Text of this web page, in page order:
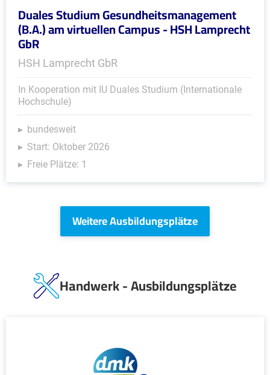
Duales Studium Gesundheitsmanagement
(B.A.) am virtuellen Campus - HSH Lamprecht
GbR
HSH Lamprecht GbR
In Kooperation mit IU Duales Studium (Internationale
Hochschule)
bundesweit
Start: Oktober 2026
Freie Plätze: 1
Weitere Ausbildungsplätze
Handwerk - Ausbildungsplätze